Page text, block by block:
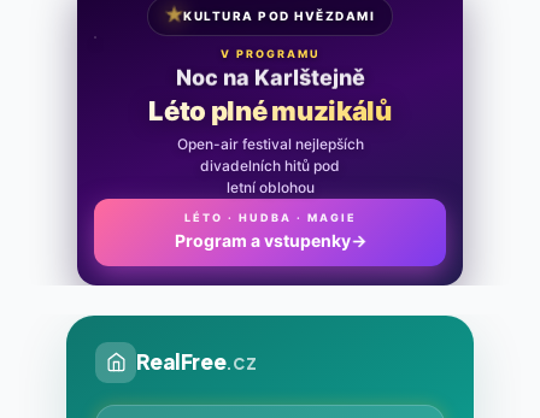
★KULTURA POD HVĚZDAMI
V PROGRAMU
Noc na Karlštejně
Léto plné muzikálů
Open-air festival nejlepších
divadelních hitů pod
letní oblohou
LÉTO · HUDBA · MAGIE
Program a vstupenky →
RealFree.cz